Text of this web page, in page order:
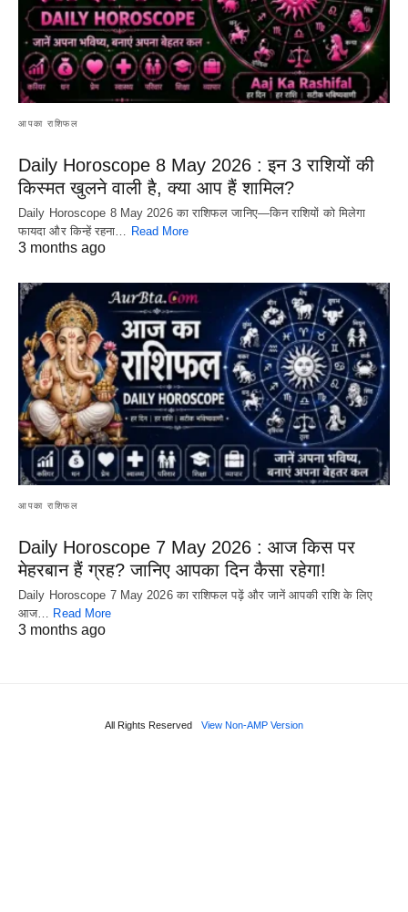
आपका राशिफल
Daily Horoscope 8 May 2026 : इन 3 राशियों की
किस्मत खुलने वाली है, क्या आप हैं शामिल?
Daily Horoscope 8 May 2026 का राशिफल जानिए—किन राशियों को मिलेगा
फायदा और किन्हें रहना…
Read More
3 months ago
आपका राशिफल
Daily Horoscope 7 May 2026 : आज किस पर
मेहरबान हैं ग्रह? जानिए आपका दिन कैसा रहेगा!
Daily Horoscope 7 May 2026 का राशिफल पढ़ें और जानें आपकी राशि के लिए
आज… Read More
3 months ago
All Rights Reserved View Non-AMP Version